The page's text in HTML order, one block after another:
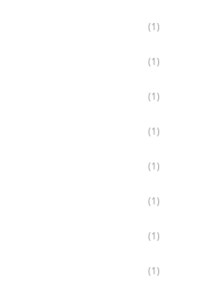
(1)
(1)
(1)
(1)
(1)
(1)
(1)
(1)